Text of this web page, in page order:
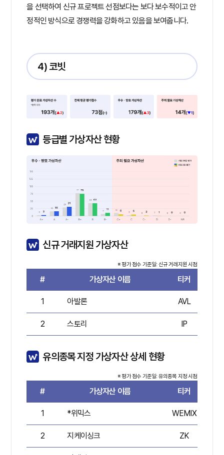
을 선택하여 신규 프로젝트 선점보다는 보다 보수적이고 안
정적인 방식으로 경쟁력을 강화하고 있음을 보여줍니다.
4) 코빗
등급별 가상자산 현황
신규 거래지원 가상자산
※ 평가 점수 기준일: 신규 거래지원 시점
# 가상자산 이름 티커
1 아발론 AVL
2 스토리 IP
유의종목 지정 가상자산 상세 현황
※ 평가 점수 기준일: 유의종목 지정 시점
# 가상자산 이름 티커
1 *위믹스 WEMIX
2 지케이싱크 ZK